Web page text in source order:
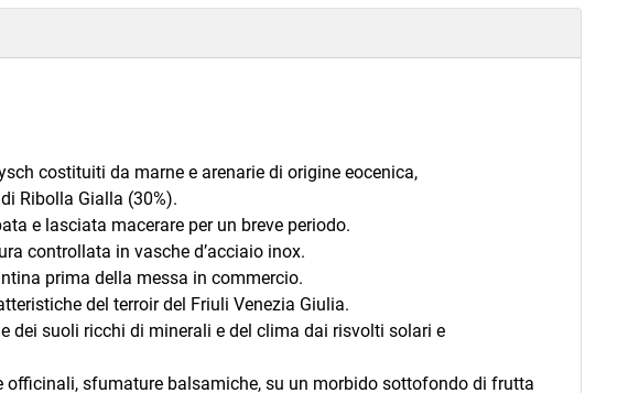
costituiti da marne e arenarie di origine eocenica,
Ribolla Gialla (30%).
e lasciata macerare per un breve periodo.
controllata in vasche d’acciaio inox.
prima della messa in commercio.
del terroir del Friuli Venezia Giulia.
dei suoli ricchi di minerali e del clima dai risvolti solari e
sfumature balsamiche, su un morbido sottofondo di frutta